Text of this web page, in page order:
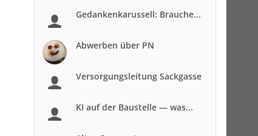
Gedankenkarussell: Brauche...
Abwerben über PN
Versorgungsleitung Sackgasse
KI auf der Baustelle — was...